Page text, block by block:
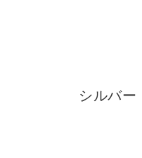
シルバー